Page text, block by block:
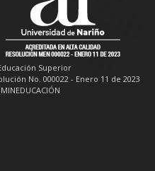
Superior
No. 000022 - Enero 11 de 2023